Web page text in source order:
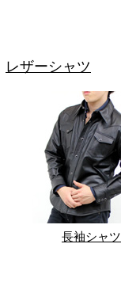
レザーシャツ
長袖シャツ